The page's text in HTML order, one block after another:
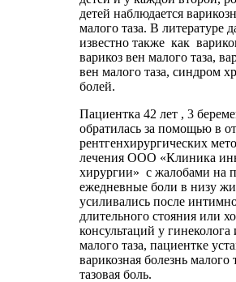
детей наблюдается
малого таза. В литературе
известно также как
варикоз вен малого таза,
вен малого таза, синдром
болей.
Пациентка 42 лет , 3
обратилась за помощью в
рентгенхирургических
лечения ООО «Клиника
хирургии» с жалобами на
ежедневные боли в низу
усиливались после
длительного стояния или
консультаций у
малого таза, пациентке
варикозная болезнь малого
тазовая боль.